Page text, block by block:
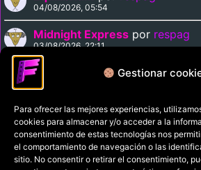
Gestionar
Para ofrecer las mejores experiencias,
cookies para almacenar y/o acceder a la
consentimiento de estas tecnologías nos
el comportamiento de navegación o las
sitio. No consentir o retirar el consentimiento,
04/08/2026, 05:54
Midnight Express por respag
03/08/2026, 22:11
Magnolia porrespag
Política de
Términos y